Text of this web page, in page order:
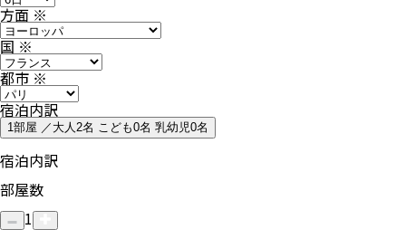
方面※
国※
都市※
宿泊内訳
1部屋 ／大人2名 こども0名 乳幼児0名
宿泊内訳
部屋数
1